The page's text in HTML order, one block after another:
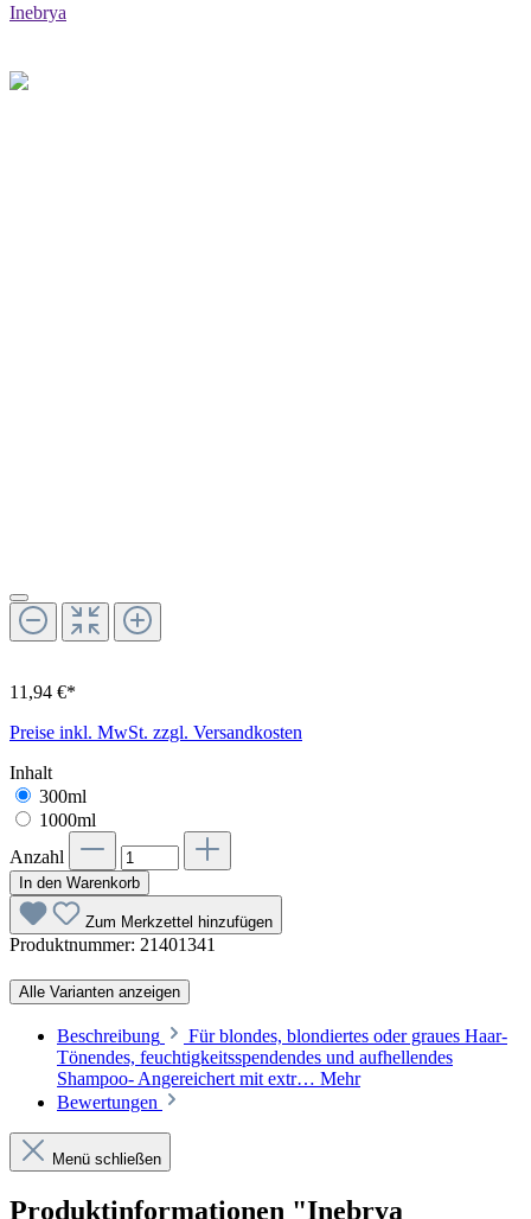
Inebrya
11,94 €*
Preise inkl. MwSt. zzgl. Versandkosten
Inhalt
300ml
1000ml
Anzahl
In den Warenkorb
Zum Merkzettel hinzufügen
Produktnummer: 21401341
Alle Varianten anzeigen
Beschreibung
Für blondes, blondiertes oder graues Haar-
Tönendes, feuchtigkeitsspendendes und aufhellendes
Shampoo- Angereichert mit extr… Mehr
Bewertungen
Menü schließen
Produktinformationen "Inebrya